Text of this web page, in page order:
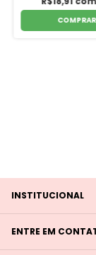
COMPRAR
INSTITUCIONAL
ENTRE EM